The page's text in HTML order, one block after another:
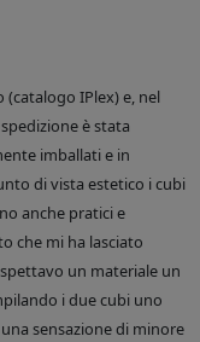
(catalogo IPlex) e, nel
è stata
imballati e in
di vista estetico i cubi
anche pratici e
che mi ha lasciato
un materiale un
i due cubi uno
sensazione di minore